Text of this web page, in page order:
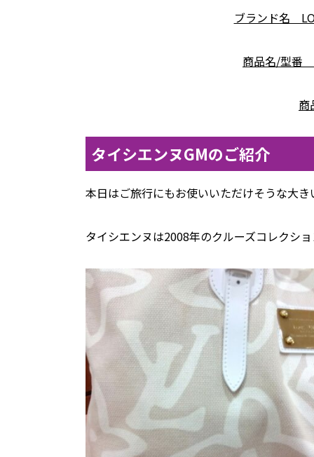
ブランド名
商品名/型番
タイシエンヌGMのご紹介
本日はご旅行にもお使いいただけそうな大き
タイシエンヌは2008年のクルーズコレクシ